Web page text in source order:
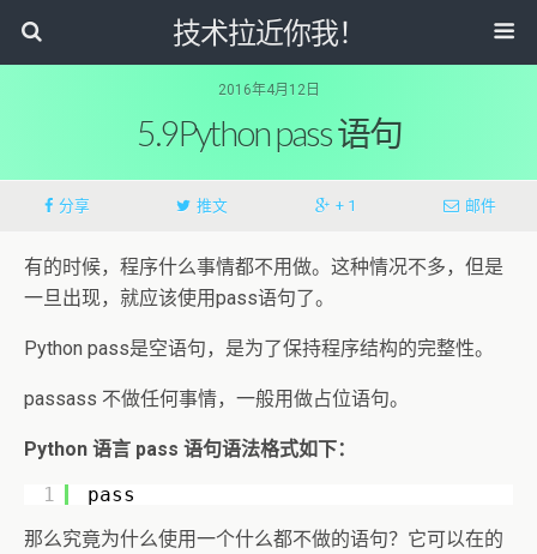
技术拉近你我！
2016年4月12日
5.9Python pass 语句
分享 推文 + 1 邮件
有的时候，程序什么事情都不用做。这种情况不多，但是
一旦出现，就应该使用pass语句了。
Python pass是空语句，是为了保持程序结构的完整性。
passass 不做任何事情，一般用做占位语句。
Python 语言 pass 语句语法格式如下：
1
pass
那么究竟为什么使用一个什么都不做的语句？它可以在的